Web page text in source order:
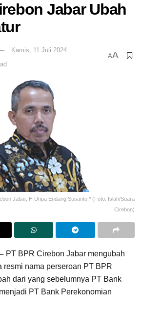
Jabar Ubah
Kamis, 11 Juli 2024
AA
Jabar, H Uripa Endang Susanto.* (Foto: Islah/Suara
Cirebon)
PT BPR Cirebon Jabar mengubah
resmi nama perseroan PT BPR
dari yang sebelumnya PT Bank
PT Bank Perekonomian